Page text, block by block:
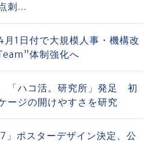
刺...
月1日付で大規模人事・機構改
体制強化へ
「ハコ活。研究所」発足 初
ージの開けやすさを研究
」ポスターデザイン決定、公